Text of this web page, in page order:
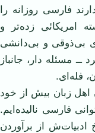
فارسی روزانه را
امریکائی زده‌تر و
بی‌ذوقی و بی‌دانشی
مسئله دار، جانباز
فله‌ای.
اهل زبان بیش از خود
فارسی نالیده‌ایم.
ادبیات‌ش از برآوردن